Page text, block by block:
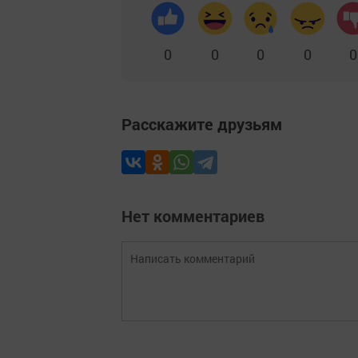
0 0 0 0 0
Расскажите друзьям
Нет комментариев